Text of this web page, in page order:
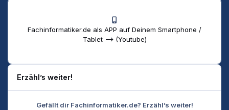
Fachinformatiker.de als APP auf Deinem Smartphone /
Tablet --> (Youtube)
Erzähl’s weiter!
Gefällt dir Fachinformatiker.de? Erzähl’s weiter!